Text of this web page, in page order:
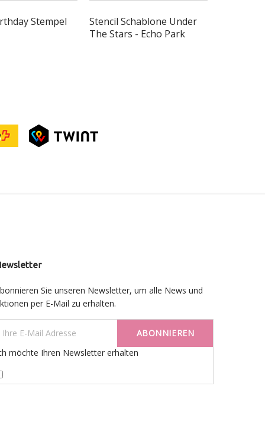
Stempel
Stencil Schablone Under
The Stars - Echo Park
Sie unseren Newsletter, um alle News und
per E-Mail zu erhalten.
ABONNIEREN
möchte Ihren Newsletter erhalten